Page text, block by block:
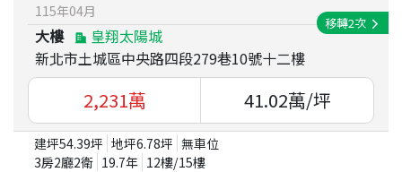
115年04月
大樓
皇翔太陽城
新北市土城區中央路四段279巷10號十二樓
移轉2次
2,231萬 41.02萬/坪
建坪54.39坪 地坪6.78坪 無車位
3房2廳2衛 19.7年 12樓/15樓